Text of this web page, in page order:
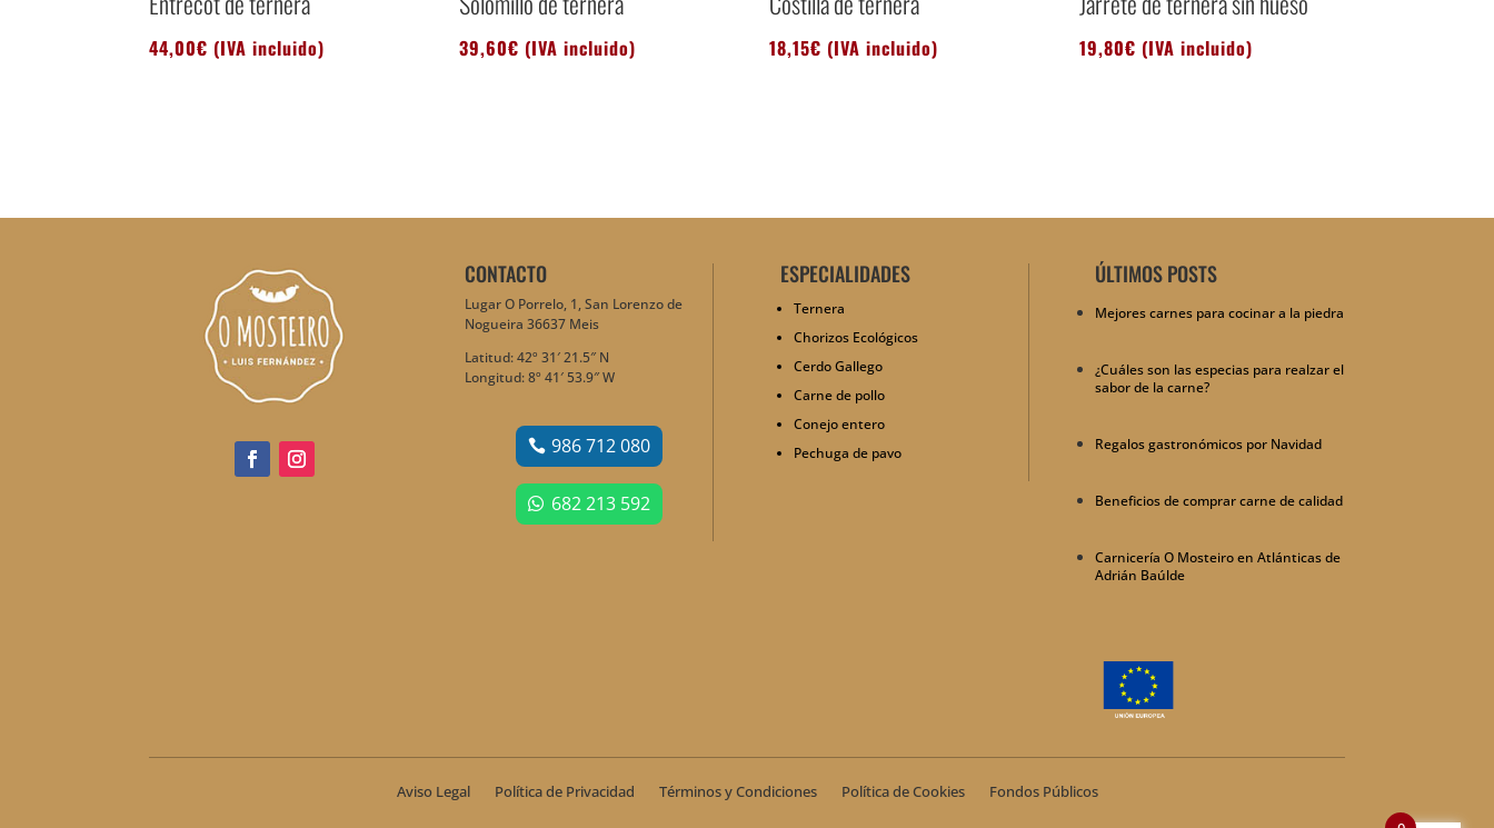
44,00€ (IVA incluido) 39,60€ (IVA incluido) 18,15€ (IVA incluido) 19,80€ (IVA incluido)
CONTACTO
Lugar O Porrelo, 1, San Lorenzo de
Nogueira 36637 Meis
Latitud: 42º 31′ 21.5″ N
Longitud: 8º 41′ 53.9″ W
986 712 080
682 213 592
ESPECIALIDADES
Ternera
Chorizos Ecológicos
Cerdo Gallego
Carne de pollo
Conejo entero
Pechuga de pavo
ÚLTIMOS POSTS
Mejores carnes para cocinar a la piedra
¿Cuáles son las especias para realzar el
sabor de la carne?
Regalos gastronómicos por Navidad
Beneficios de comprar carne de calidad
Carnicería O Mosteiro en Atlánticas de
Adrián Baúlde
Aviso Legal Política de Privacidad Términos y Condiciones Política de Cookies
Fondos Públicos